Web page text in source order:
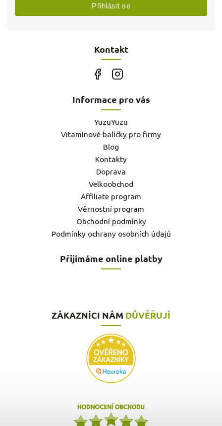
Kontakt
Přihlásit se
Informace pro vás
YuzuYuzu
Vitamínové balíčky pro firmy
Blog
Kontakty
Doprava
Velkoobchod
Affiliate program
Věrnostní program
Obchodní podmínky
Podmínky ochrany osobních údajů
Přijímáme online platby
ZÁKAZNÍCI NÁM DŮVĚŘUJÍ